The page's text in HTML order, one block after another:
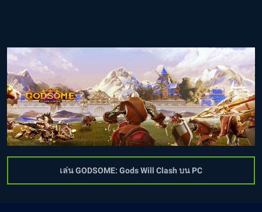
เล่น GODSOME: Gods Will Clash บน PC